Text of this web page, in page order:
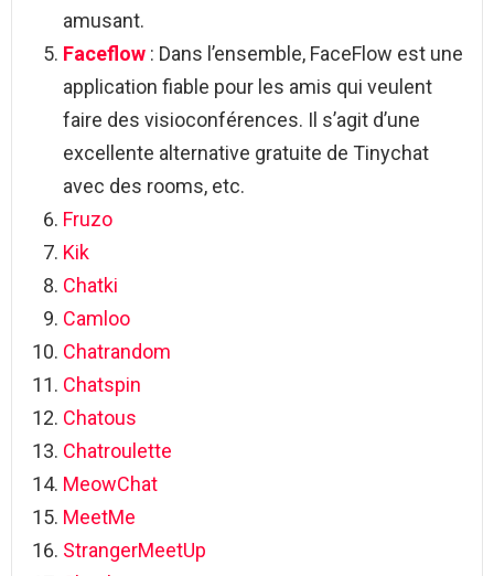
amusant.
Faceflow : Dans l’ensemble, FaceFlow est une
application fiable pour les amis qui veulent
faire des visioconférences. Il s’agit d’une
excellente alternative gratuite de Tinychat
avec des rooms, etc.
Fruzo
Kik
Chatki
Camloo
Chatrandom
Chatspin
Chatous
Chatroulette
MeowChat
MeetMe
StrangerMeetUp